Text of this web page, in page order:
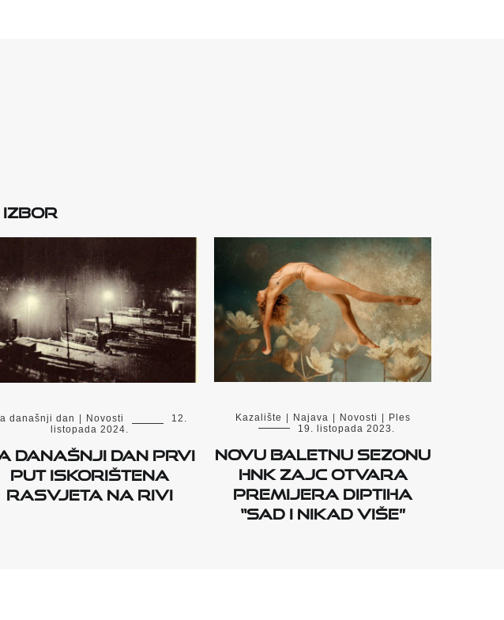
izbor
današnji dan | Novosti
12.
listopada 2024.
današnji dan prvi
put iskorištena
rasvjeta na rivi
Kazalište Najava Novosti
Ples
19. listopada 2023.
Novu baletnu sezonu
HNK Zajc otvara
premijera diptiha
“Sad i nikad više”